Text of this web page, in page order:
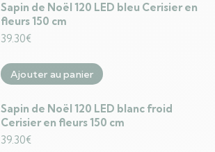
Sapin de Noël 120 LED bleu Cerisier en
fleurs 150 cm
39.30€
Ajouter au panier
Sapin de Noël 120 LED blanc froid
Cerisier en fleurs 150 cm
39.30€